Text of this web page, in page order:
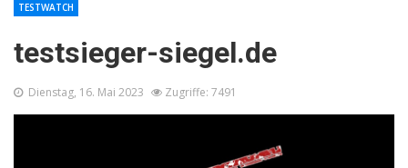
testsieger-siegel.de
TESTWATCH
Dienstag, 16. Mai 2023 Zugriffe: 7491